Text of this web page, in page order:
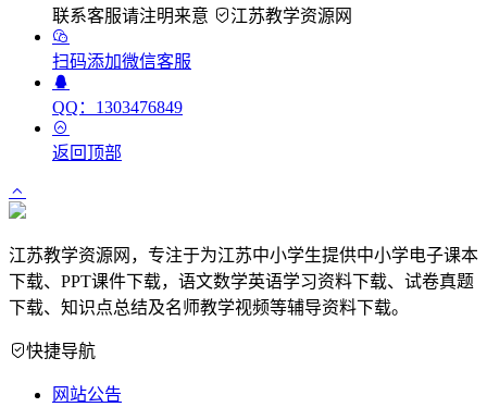
联系客服请注明来意
江苏教学资源网
扫码添加微信客服
QQ：1303476849
返回顶部
江苏教学资源网，专注于为江苏中小学生提供中小学电子课本
下载、PPT课件下载，语文数学英语学习资料下载、试卷真题
下载、知识点总结及名师教学视频等辅导资料下载。
快捷导航
网站公告